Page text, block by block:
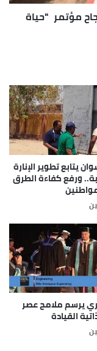
مؤتمر "حياة
يتابع تطوير الإنارة
ورفع كفاءة الطرق
يرسم ملامح عصر
القيادة